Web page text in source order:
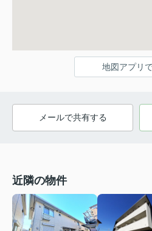
地図アプリ
メールで共有する
近隣の物件